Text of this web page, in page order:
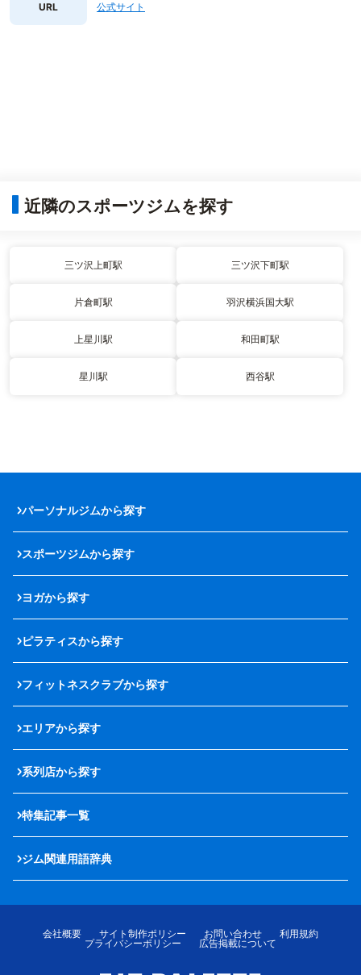
URL 公式サイト
近隣のスポーツジムを探す
三ツ沢上町駅 三ツ沢下町駅
片倉町駅 羽沢横浜国大駅
上星川駅 和田町駅
星川駅 西谷駅
パーソナルジムから探す
スポーツジムから探す
ヨガから探す
ピラティスから探す
フィットネスクラブから探す
エリアから探す
系列店から探す
特集記事一覧
ジム関連用語辞典
会社概要 サイト制作ポリシー お問い合わせ
利用規約
プライバシーポリシー
広告掲載について